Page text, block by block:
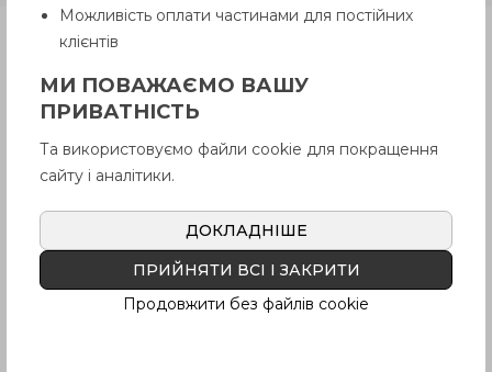
Продукция
Вопрос о продукции
Инструкция (pdf.)
Можливість оплати частинами для постійних
клієнтів
МИ ПОВАЖАЄМО ВАШУ
ПРИВАТНІСТЬ
Та використовуємо файли cookie для покращення
сайту і аналітики.
ДОКЛАДНІШЕ
ПРИЙНЯТИ ВСІ І ЗАКРИТИ
Продовжити без файлів cookie